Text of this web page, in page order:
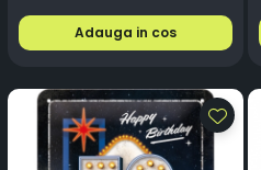
Adauga in cos